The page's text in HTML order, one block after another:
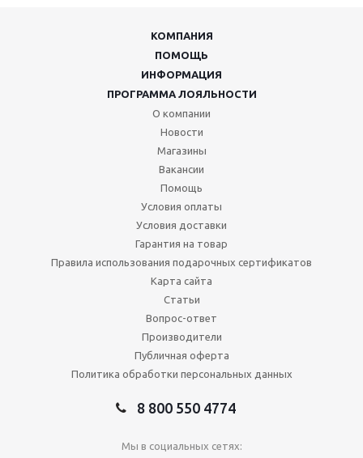
КОМПАНИЯ
ПОМОЩЬ
ИНФОРМАЦИЯ
ПРОГРАММА ЛОЯЛЬНОСТИ
О компании
Новости
Магазины
Вакансии
Помощь
Условия оплаты
Условия доставки
Гарантия на товар
Правила использования подарочных сертификатов
Карта сайта
Статьи
Вопрос-ответ
Производители
Публичная оферта
Политика обработки персональных данных
8 800 550 4774
Мы в социальных сетях: